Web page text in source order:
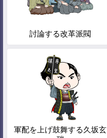
討論する改革派閥
軍配を上げ鼓舞する久坂玄